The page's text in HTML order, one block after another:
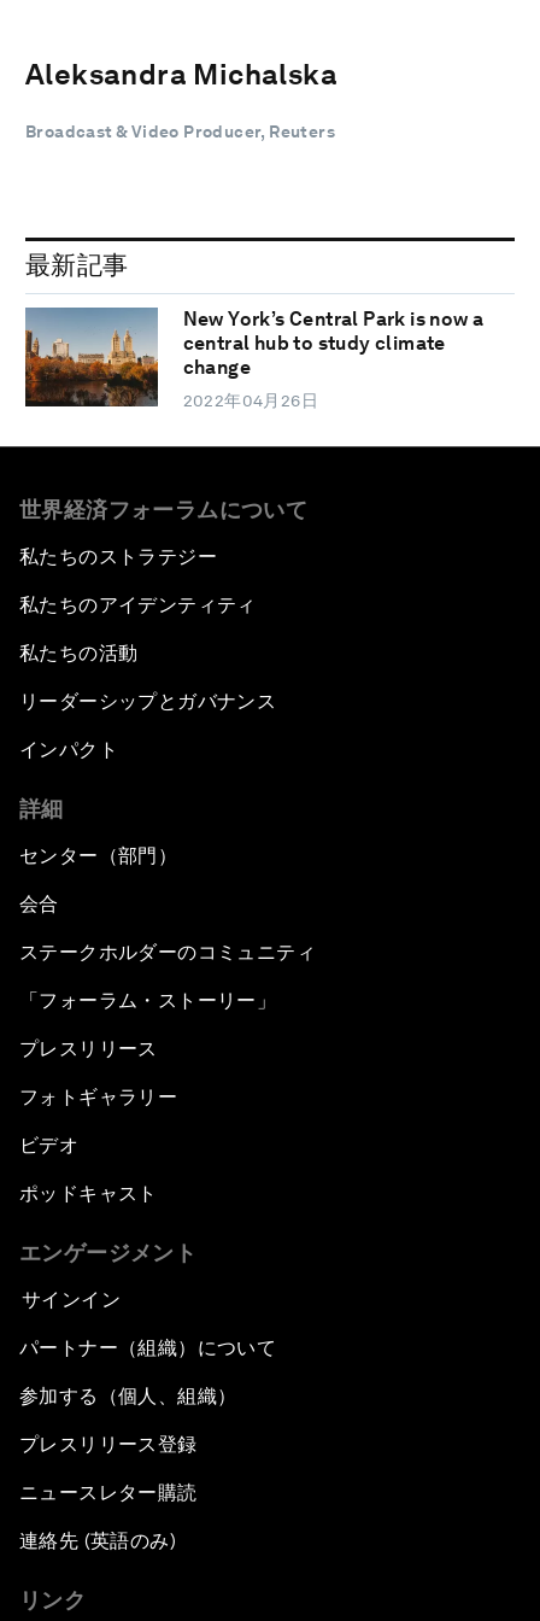
Aleksandra Michalska
Broadcast & Video Producer, Reuters
最新記事
New York’s Central Park is now a
central hub to study climate
change
2022年04月26日
世界経済フォーラムについて
私たちのストラテジー
私たちのアイデンティティ
私たちの活動
リーダーシップとガバナンス
インパクト
詳細
センター（部門）
会合
ステークホルダーのコミュニティ
「フォーラム・ストーリー」
プレスリリース
フォトギャラリー
ビデオ
ポッドキャスト
エンゲージメント
サインイン
パートナー（組織）について
参加する（個人、組織）
プレスリリース登録
ニュースレター購読
連絡先 (英語のみ)
リンク